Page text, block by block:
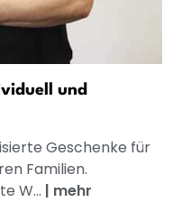
und
Geschenke für
Familien.
W... | mehr